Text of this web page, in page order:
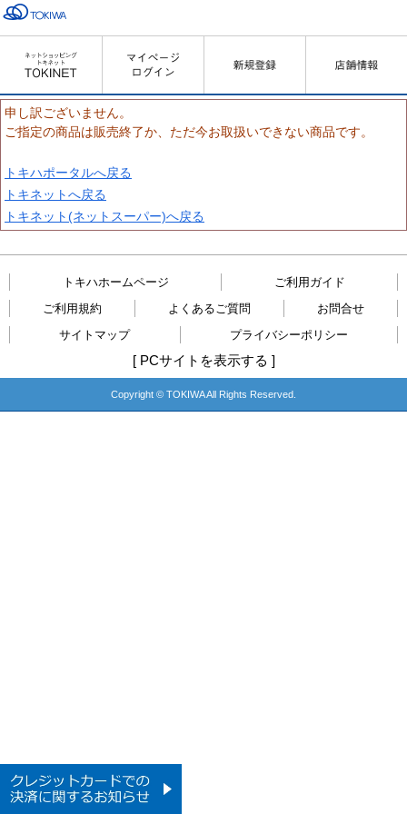
申し訳ございません。
ご指定の商品は販売終了か、ただ今お取扱いできない商品です。
トキハポータルへ戻る
トキネットへ戻る
トキネット(ネットスーパー)へ戻る
トキハホームページ
ご利用ガイド
ご利用規約
よくあるご質問
お問合せ
サイトマップ
プライバシーポリシー
[ PCサイトを表示する ]
Copyright © TOKIWA All Rights Reserved.